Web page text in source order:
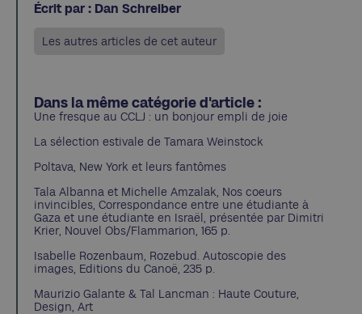
Écrit par : Dan Schreiber
Les autres articles de cet auteur
Dans la même catégorie d'article :
Une fresque au CCLJ : un bonjour empli de joie
La sélection estivale de Tamara Weinstock
Poltava, New York et leurs fantômes
Tala Albanna et Michelle Amzalak, Nos coeurs
invincibles, Correspondance entre une étudiante à
Gaza et une étudiante en Israël, présentée par Dimitri
Krier, Nouvel Obs/Flammarion, 165 p.
Isabelle Rozenbaum, Rozebud. Autoscopie des
images, Editions du Canoë, 235 p.
Maurizio Galante & Tal Lancman : Haute Couture,
Design, Art